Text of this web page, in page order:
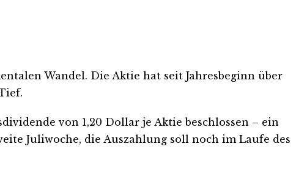
Wandel. Die Aktie hat seit Jahresbeginn über
von 1,20 Dollar je Aktie beschlossen – ein
Juliwoche, die Auszahlung soll noch im Laufe des